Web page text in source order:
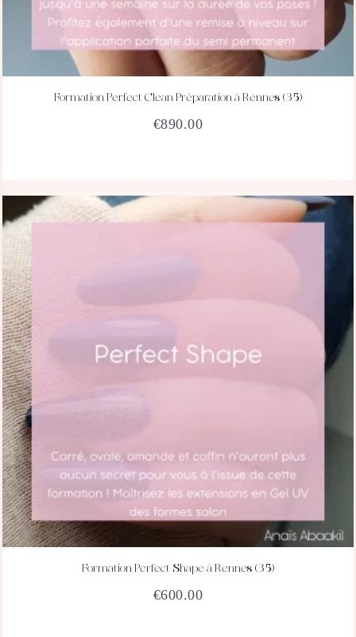
ACHETEZ DÉTAILS
Formation Perfect Clean Préparation à Rennes (35)
€890.00
ACHETEZ DÉTAILS
Formation Perfect Shape à Rennes (35)
€600.00